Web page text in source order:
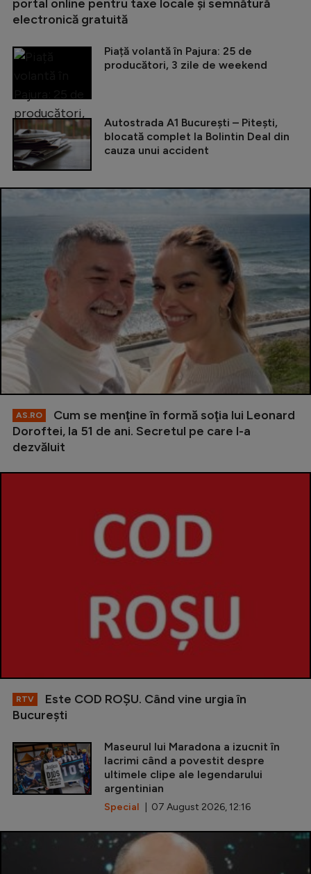
portal online pentru taxe locale și semnătură
electronică gratuită
Piață volantă în Pajura: 25 de
producători, 3 zile de weekend
Autostrada A1 București – Pitești,
blocată complet la Bolintin Deal din
cauza unui accident
AS.RO
Cum se menţine în formă soţia lui Leonard
Doroftei, la 51 de ani. Secretul pe care l-a
dezvăluit
RTV
Este COD ROŞU. Când vine urgia în
Bucureşti
Maseurul lui Maradona a izucnit în
lacrimi când a povestit despre
ultimele clipe ale legendarului
argentinian
Special | 07 August 2026, 12:16